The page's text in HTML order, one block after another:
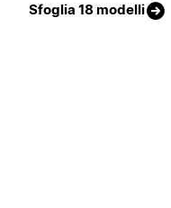
Sfoglia 18 modelli